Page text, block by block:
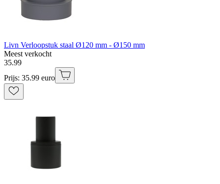
Livn Verloopstuk staal Ø120 mm - Ø150 mm
Meest verkocht
35.99
Prijs: 35.99 euro